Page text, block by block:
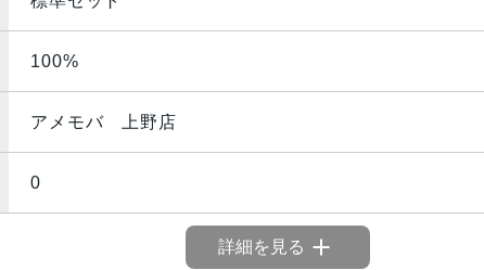
100%
アメモバ 上野店
0
詳細を見る